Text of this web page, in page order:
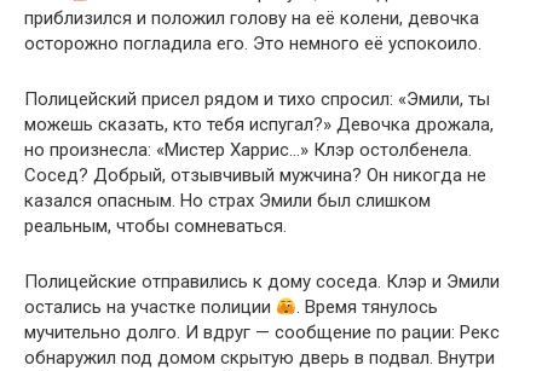
приблизился и положил голову на её колени, девочка
осторожно погладила его. Это немного её успокоило.
Полицейский присел рядом и тихо спросил: «Эмили, ты
можешь сказать, кто тебя испугал?» Девочка дрожала,
но произнесла: «Мистер Харрис…» Клэр остолбенела.
Сосед? Добрый, отзывчивый мужчина? Он никогда не
казался опасным. Но страх Эмили был слишком
реальным, чтобы сомневаться.
Полицейские отправились к дому соседа. Клэр и Эмили
остались на участке полиции
. Время тянулось
мучительно долго. И вдруг — сообщение по рации: Рекс
обнаружил под домом скрытую дверь в подвал. Внутри